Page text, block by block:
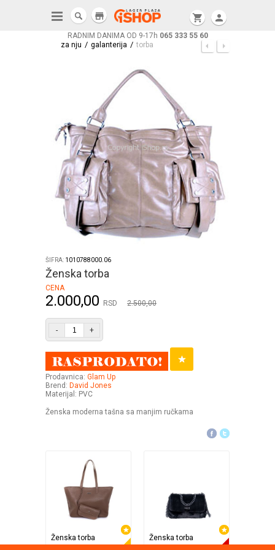
RADNIM DANIMA OD 9-17h 065 333 55 60
shopping_cart person
store
za nju / galanterija / torba
ŠIFRA: 1010788000.06
Ženska torba
CENA
2.000,00 RSD 2.500,00
- +
Prodavnica: Glam Up
Brend: David Jones
Materijal: PVC
Ženska moderna tašna sa manjim ručkama
Ženska torba Ženska torba